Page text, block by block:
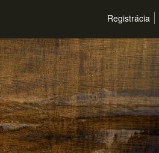
Registrácia